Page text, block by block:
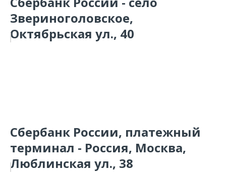
Звериноголовское,
Октябрьская ул., 40
Сбербанк России, платежный
терминал - Россия, Москва,
Люблинская ул., 38